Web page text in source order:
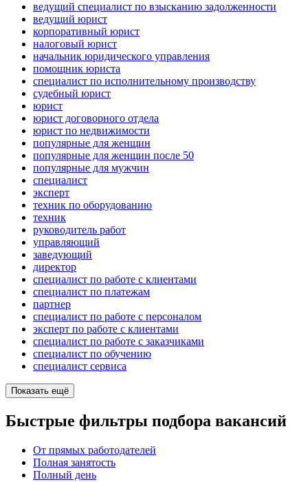
ведущий специалист по взысканию задолженности
ведущий юрист
корпоративный юрист
налоговый юрист
начальник юридического управления
помощник юриста
специалист по исполнительному производству
судебный юрист
юрист
юрист договорного отдела
юрист по недвижимости
популярные для женщин
популярные для женщин после 50
популярные для мужчин
специалист
эксперт
техник по оборудованию
техник
руководитель работ
управляющий
заведующий
директор
специалист по работе с клиентами
специалист по платежам
партнер
специалист по работе с персоналом
эксперт по работе с клиентами
специалист по работе с заказчиками
специалист по обучению
специалист сервиса
Показать ещё
Быстрые фильтры подбора вакансий
От прямых работодателей
Полная занятость
Полный день